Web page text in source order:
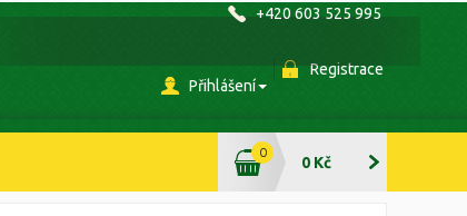
+420 603 525 995
Přihlášení
Registrace
0
0 Kč